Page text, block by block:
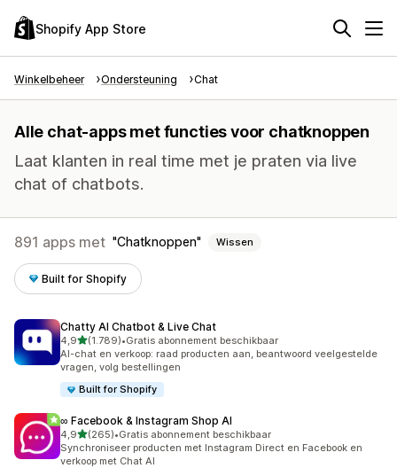
Shopify App Store
Winkelbeheer Ondersteuning Chat
Alle chat-apps met functies voor chatknoppen
Laat klanten in real time met je praten via live
chat of chatbots.
891 apps met Chatknoppen Wissen
Built for Shopify
Chatty AI Chatbot & Live Chat
4,9van 5 sterren
(1.789)
1789 recensies in totaal
•Gratis abonnement beschikbaar
AI-chat en verkoop: raad producten aan, beantwoord veelgestelde
vragen, volg bestellingen
Built for Shopify
∞ Facebook & Instagram Shop AI
4,9van 5 sterren
(265)
265 recensies in totaal
•Gratis abonnement beschikbaar
Synchroniseer producten met Instagram Direct en Facebook en
verkoop met Chat AI